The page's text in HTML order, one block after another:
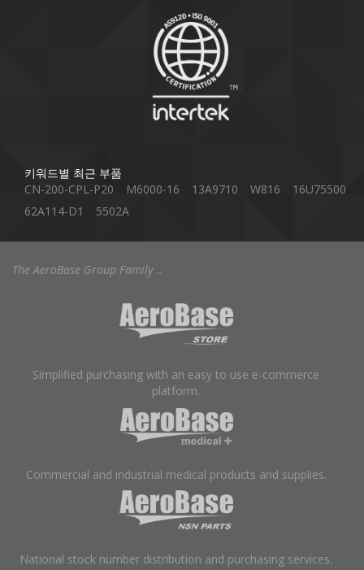
키워드별 최근 부품
CN-200-CPL-P20
M6000-16 13A9710 W816
16U75500
62A114-D1
5502A
The AeroBase Group Family ..
Simplified purchasing with an easy to use e-commerce
platform.
Commercial and industrial medical products and supplies.
National stock number distribution and purchasing services.